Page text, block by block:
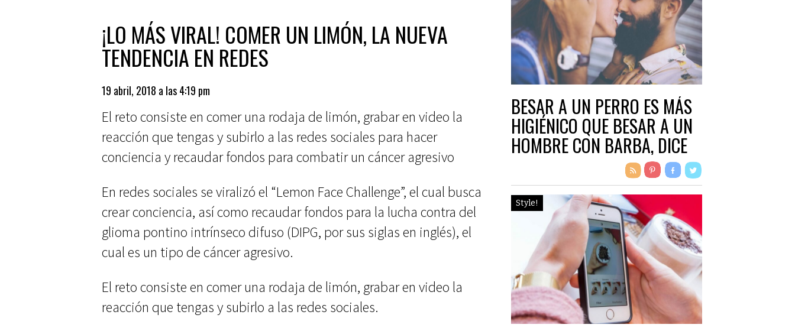
¡LO MÁS VIRAL! COMER UN LIMÓN, LA NUEVA
TENDENCIA EN REDES
19 abril, 2018 a las 4:19 pm
El reto consiste en comer una rodaja de limón, grabar en video la
reacción que tengas y subirlo a las redes sociales para hacer
conciencia y recaudar fondos para combatir un cáncer agresivo
En redes sociales se viralizó el “Lemon Face Challenge”, el cual busca
crear conciencia, así como recaudar fondos para la lucha contra del
glioma pontino intrínseco difuso (DIPG, por sus siglas en inglés), el
cual es un tipo de cáncer agresivo.
El reto consiste en comer una rodaja de limón, grabar en video la
reacción que tengas y subirlo a las redes sociales.
BESAR A UN PERRO ES MÁS
HIGIÉNICO QUE BESAR A UN
HOMBRE CON BARBA, DICE
Style!